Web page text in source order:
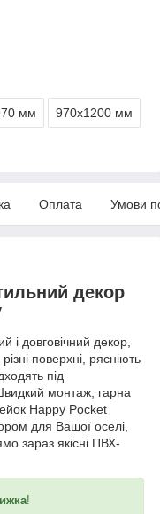
мм 970x1200 мм
Оплата Умови
декор
і довговічний декор,
поверхні, рясніють
під
монтаж, гарна
Happy Pocket
для Вашої оселі,
зараз якісні ПВХ-
!